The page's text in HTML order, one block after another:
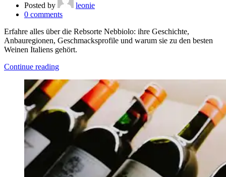
Posted by
leonie
0 comments
Erfahre alles über die Rebsorte Nebbiolo: ihre Geschichte,
Anbauregionen, Geschmacksprofile und warum sie zu den besten
Weinen Italiens gehört.
Continue reading